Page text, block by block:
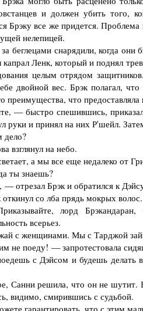
и должен убить того,
Брэку все же придется.
нелепицей.
беглецами снарядили, когда они
Ленк, который и поднял
целым отрядом
двойной вес. Брэк полагал,
преимущества, что
— быстро спешившись, приказал
руки и принял на них Р'шейл.
взглянул на небо.
а мы все еще недалеко от
ты знаешь?
отрезал Брэк и обратился к
со лба прядь мокрых волос.
лорд Брэкандаран,
всерьез.
с женщинами. Мы с Тарджой
не поеду! — запротестовала
с Дэйсом и будешь делать
Санни решила, что он не шутит.
видимо, смирившись с судьбой.
гарантировать, что с этим